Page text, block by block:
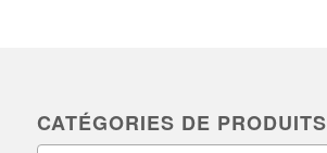
CATÉGORIES DE PRODUITS